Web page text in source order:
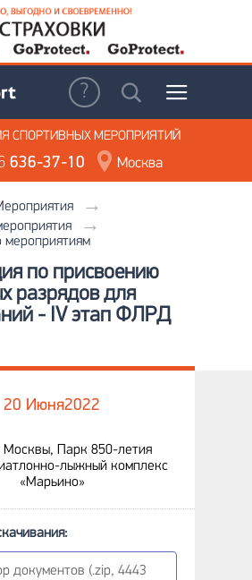
СПОРТИВНЫХ МЕРОПРИЯТИЙ
636-37-10 Москва
по присвоению
разрядов для
- IV этап ФЛРД
20 Июня2022
Парк 850-летия
лыжный комплекс
«Марьино»
документов (.zip, 4443